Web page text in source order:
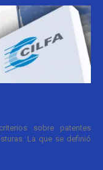
sobre patentes
La que se definió